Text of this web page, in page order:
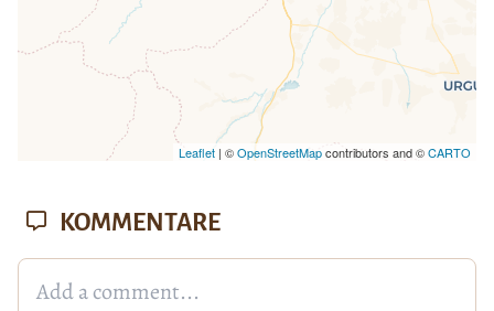
Leaflet| ©OpenStreetMapcontributors and ©CARTO
KOMMENTARE